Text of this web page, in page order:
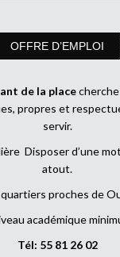
OFFRE D’EMPLOI
de la placecherche
propres et
servir.
Disposer d’une
atout.
proches de
académique
Tél: 55 81 26 02